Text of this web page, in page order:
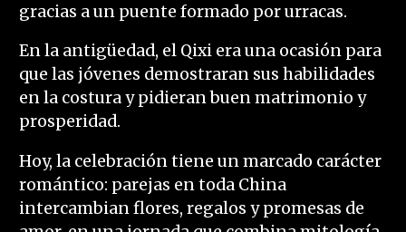
gracias a un puente formado por urracas.
En la antigüedad, el Qixi era una ocasión para
que las jóvenes demostraran sus habilidades
en la costura y pidieran buen matrimonio y
prosperidad.
Hoy, la celebración tiene un marcado carácter
romántico: parejas en toda China
intercambian flores, regalos y promesas de